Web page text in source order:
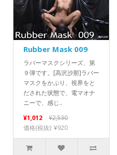
Rubber Mask 009
ラバーマスクシリーズ、第
９弾です。[高沢沙那]ラバー
マスクをかぶり、視界をと
だされた状態で、電マオナ
ニーで、感じ..
¥1,012
¥2,530
価格(税抜): ¥920